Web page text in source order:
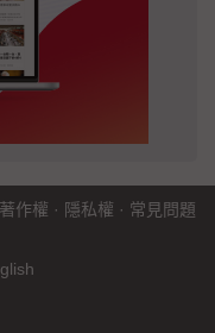
著作權 · 隱私權 · 常見問題